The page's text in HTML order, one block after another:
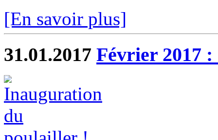
[En savoir plus]
31.01.2017 Février 2017